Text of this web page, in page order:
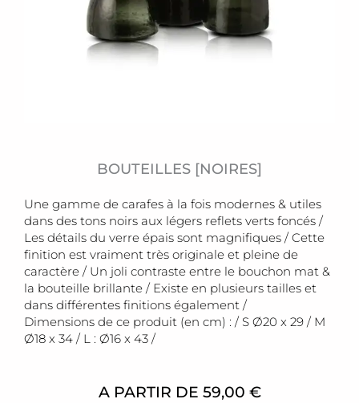
BOUTEILLES [NOIRES]
Une gamme de carafes à la fois modernes & utiles
dans des tons noirs aux légers reflets verts foncés /
Les détails du verre épais sont magnifiques / Cette
finition est vraiment très originale et pleine de
caractère / Un joli contraste entre le bouchon mat &
la bouteille brillante / Existe en plusieurs tailles et
dans différentes finitions également /
Dimensions de ce produit (en cm) : / S Ø20 x 29 / M
Ø18 x 34 / L : Ø16 x 43 /
A PARTIR DE 59,00 €